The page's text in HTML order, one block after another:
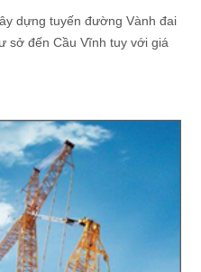
dựng tuyến đường Vành đai
sở đến Cầu Vĩnh tuy với giá